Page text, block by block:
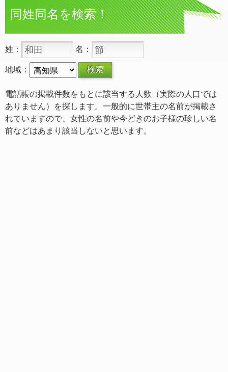
同姓同名を検索！
姓： 名：
地域：
電話帳の掲載件数をもとに該当する人数（実際の人口では
ありません）を探します。一般的に世帯主の名前が掲載さ
れていますので、女性の名前や今どきのお子様の珍しい名
前などはあまり該当しないと思います。